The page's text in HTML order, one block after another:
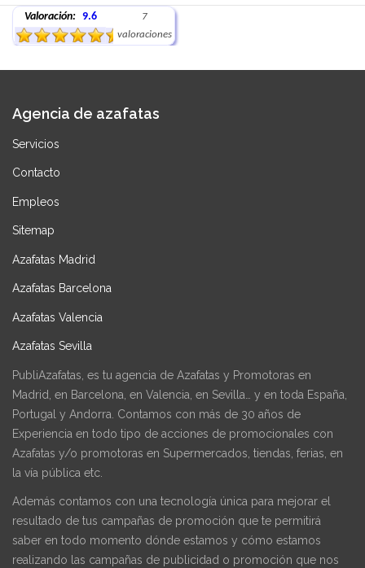
Valoración: 9.6
7
valoraciones
Agencia de azafatas
Servicios
Contacto
Empleos
Sitemap
Azafatas Madrid
Azafatas Barcelona
Azafatas Valencia
Azafatas Sevilla
PubliAzafatas, es tu agencia de Azafatas y Promotoras en
Madrid, en Barcelona, en Valencia, en Sevilla… y en toda España,
Portugal y Andorra. Contamos con más de 30 años de
Experiencia en todo tipo de acciones de promocionales con
Azafatas y/o promotoras en Supermercados, tiendas, ferias, en
la vía pública etc.
Además contamos con una tecnología única para mejorar el
resultado de tus campañas de promoción que te permitirá
saber en todo momento dónde estamos y cómo estamos
realizando las campañas de publicidad o promoción que nos